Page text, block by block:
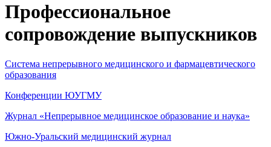
Профессиональное
сопровождение выпускников
Система непрерывного медицинского и фармацевтического
образования
Конференции ЮУГМУ
Журнал «Непрерывное медицинское образование и наука»
Южно-Уральский медицинский журнал